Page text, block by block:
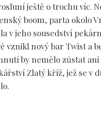
ještě o trochu víc.
boom, parta okolo
v jeho sousedství
vznikl nový bar Twist a
by nemělo zůstat
Zlatý kříž, jež se v